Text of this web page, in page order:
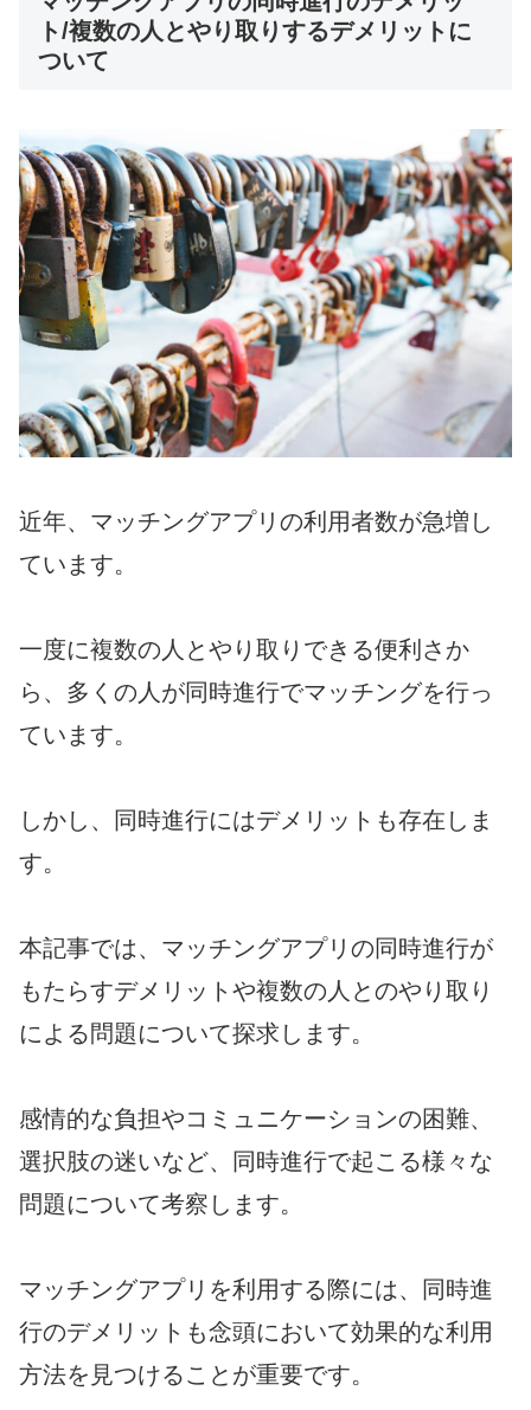
ト/複数の人とやり取りするデメリットに
ついて
近年、マッチングアプリの利用者数が急増し
ています。
一度に複数の人とやり取りできる便利さか
ら、多くの人が同時進行でマッチングを行っ
ています。
しかし、同時進行にはデメリットも存在しま
す。
本記事では、マッチングアプリの同時進行が
もたらすデメリットや複数の人とのやり取り
による問題について探求します。
感情的な負担やコミュニケーションの困難、
選択肢の迷いなど、同時進行で起こる様々な
問題について考察します。
マッチングアプリを利用する際には、同時進
行のデメリットも念頭において効果的な利用
方法を見つけることが重要です。